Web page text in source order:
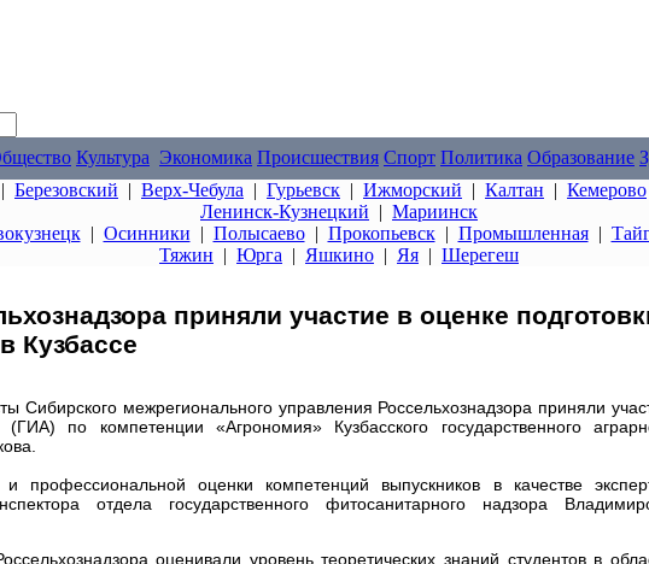
Культура Экономика Происшествия Спорт Политика Образование
| Березовский | Верх-Чебула | Гурьевск | Ижморский | Калтан | Кемерово
Ленинск-Кузнецкий | Мариинск
| Осинники | Полысаево| Прокопьевск| Промышленная|
Тяжин | Юрга | Яшкино | Яя | Шерегеш
приняли участие в оценке
Кузбассе
Сибирского межрегионального управления Россельхознадзора приняли
по компетенции «Агрономия» Кузбасского государственного
профессиональной оценки компетенций выпускников в качестве
отдела государственного фитосанитарного надзора
оценивали уровень теоретических знаний студентов в